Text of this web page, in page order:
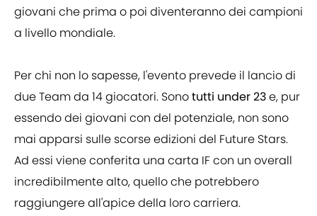
giovani che prima o poi diventeranno dei campioni
a livello mondiale.
Per chi non lo sapesse, l'evento prevede il lancio di
due Team da 14 giocatori. Sonotutti under 23e, pur
essendo dei giovani con del potenziale, non sono
mai apparsi sulle scorse edizioni del Future Stars.
Ad essi viene conferita una carta IF con un overall
incredibilmente alto, quello che potrebbero
raggiungere all'apice della loro carriera.